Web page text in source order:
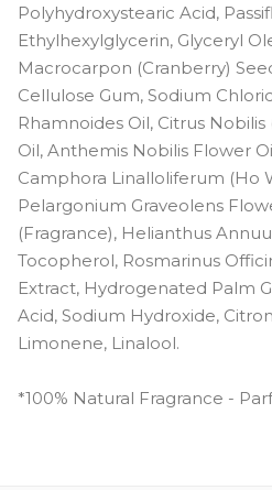
Polyhydroxystearic Acid,
Ethylhexylglycerin, Glyceryl
Macrocarpon (Cranberry)
Cellulose Gum, Sodium
Rhamnoides Oil, Citrus
Oil, Anthemis Nobilis Flower
Camphora Linalloliferum (Ho
Pelargonium Graveolens
(Fragrance), Helianthus
Tocopherol, Rosmarinus
Extract, Hydrogenated Palm
Acid, Sodium Hydroxide,
Limonene, Linalool.
*100% Natural Fragrance -